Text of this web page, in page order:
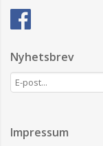
Nyhetsbrev
Impressum